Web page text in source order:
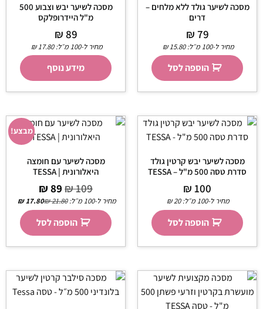
מסכה לשיער גולד ללא מלחים –
דרים
₪79
מחיר ל-100 מ״ל: ₪15.80
הוספה לסל
מסכה לשיער יבש וצבוע 500
מ"ל היידרופלקס
₪89
מחיר ל-100 מ״ל: ₪17.80
מידע נוסף
מסכה לשיער יבש קרטין גולד
סדרת טסה 500 מ"ל – TESSA
₪100
מחיר ל-100 מ״ל: ₪20
הוספה לסל
מבצע!
מסכה לשיער עם חומצה
היאלורונית | TESSA
₪109
₪89
מחיר ל-100 מ״ל: ₪21.80
₪17.80
הוספה לסל